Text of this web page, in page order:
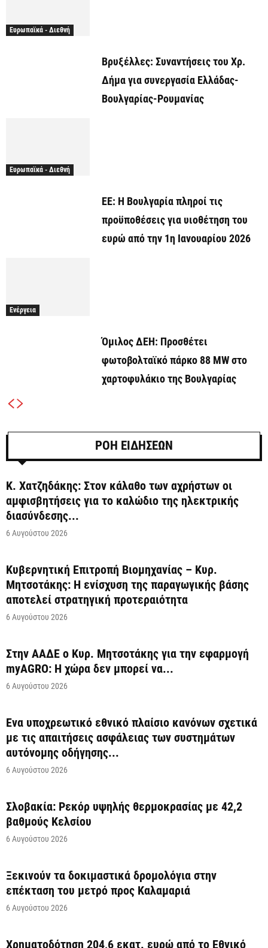
Ευρωπαϊκά - Διεθνή
Βρυξέλλες: Συναντήσεις του Χρ.
Δήμα για συνεργασία Ελλάδας-
Βουλγαρίας-Ρουμανίας
Ευρωπαϊκά - Διεθνή
ΕΕ: Η Βουλγαρία πληροί τις
προϋποθέσεις για υιοθέτηση του
ευρώ από την 1η Ιανουαρίου 2026
Ενέργεια
Όμιλος ΔΕΗ: Προσθέτει
φωτοβολταϊκό πάρκο 88 MW στο
χαρτοφυλάκιο της Βουλγαρίας
ΡΟΗ ΕΙΔΗΣΕΩΝ
Κ. Χατζηδάκης: Στον κάλαθο των αχρήστων οι
αμφισβητήσεις για το καλώδιο της ηλεκτρικής
διασύνδεσης...
6 Αυγούστου 2026
Κυβερνητική Επιτροπή Βιομηχανίας – Κυρ.
Μητσοτάκης: Η ενίσχυση της παραγωγικής βάσης
αποτελεί στρατηγική προτεραιότητα
6 Αυγούστου 2026
Στην ΑΑΔΕ ο Κυρ. Μητσοτάκης για την εφαρμογή
myAGRO: Η χώρα δεν μπορεί να...
6 Αυγούστου 2026
Ένα υποχρεωτικό εθνικό πλαίσιο κανόνων σχετικά
με τις απαιτήσεις ασφάλειας των συστημάτων
αυτόνομης οδήγησης...
6 Αυγούστου 2026
Σλοβακία: Ρεκόρ υψηλής θερμοκρασίας με 42,2
βαθμούς Κελσίου
6 Αυγούστου 2026
Ξεκινούν τα δοκιμαστικά δρομολόγια στην
επέκταση του μετρό προς Καλαμαριά
6 Αυγούστου 2026
Χρηματοδότηση 204,6 εκατ. ευρώ από το Εθνικό